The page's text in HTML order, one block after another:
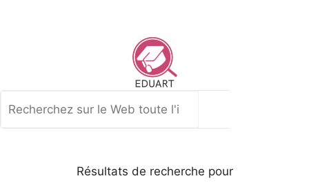
Résultats de recherche pour